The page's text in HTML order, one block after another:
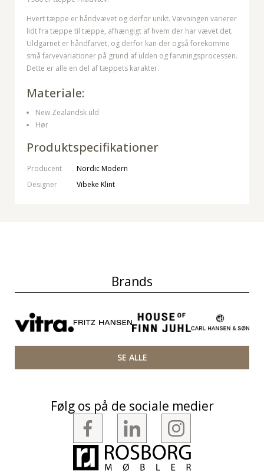
Hvert tæppe er håndvævet og derfor unikt. Vævningen varierer
lidt fra tæppe til tæppe, afhængigt af hvem der har vævet det.
Uldgarnet er håndfarvet, og derfor kan der også forekomme
små farvevariationer på grund af ulden og farvningsprocessen.
Dette er alle en del af tæppets karakter.
Materiale:
New Zealandsk uld
Hør
Produktspecifikationer
Producent
Nordic Modern
Designer
Vibeke Klint
Brands
SE ALLE
Følg os på de sociale medier